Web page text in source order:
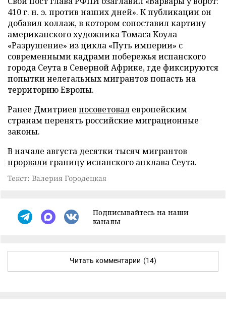
410 г. н. э. против наших дней». К публикации он
добавил коллаж, в котором сопоставил картину
американского художника Томаса Коула
«Разрушение» из цикла «Путь империи» с
современными кадрами побережья испанского
города Сеута в Северной Африке, где фиксируются
попытки нелегальных мигрантов попасть на
территорию Европы.
Ранее Дмитриев посоветовал европейским
странам перенять российские миграционные
законы.
В начале августа десятки тысяч мигрантов
прорвалиграницу испанского анклава Сеута.
Текст: Валерия Городецкая
Подписывайтесь на наши
каналы
Читать комментарии (14)